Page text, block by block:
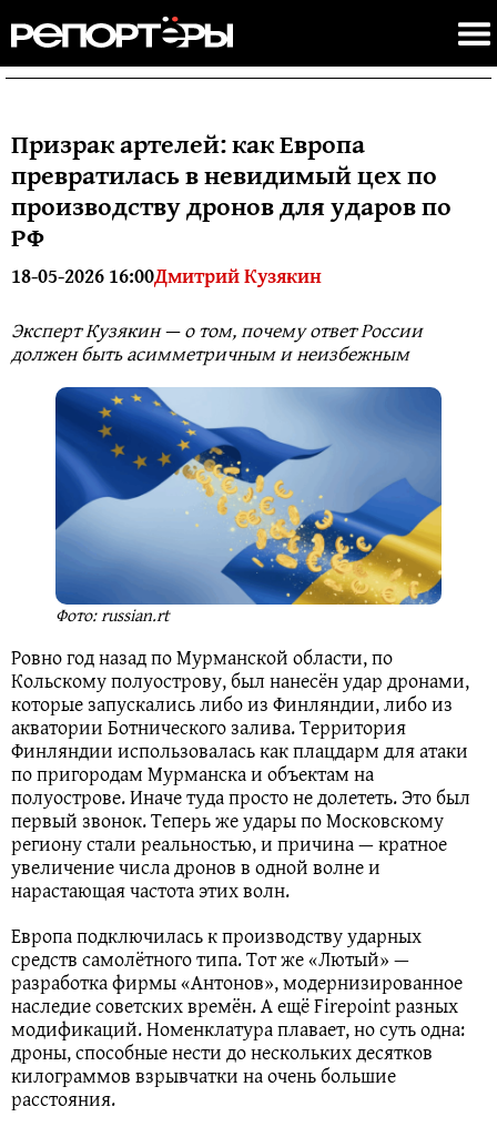
Призрак артелей: как Европа
превратилась в невидимый цех по
производству дронов для ударов по
РФ
18-05-2026 16:00Дмитрий Кузякин
Эксперт Кузякин — о том, почему ответ России
должен быть асимметричным и неизбежным
Фото: russian.rt
Ровно год назад по Мурманской области, по
Кольскому полуострову, был нанесён удар дронами,
которые запускались либо из Финляндии, либо из
акватории Ботнического залива. Территория
Финляндии использовалась как плацдарм для атаки
по пригородам Мурманска и объектам на
полуострове. Иначе туда просто не долететь. Это был
первый звонок. Теперь же удары по Московскому
региону стали реальностью, и причина — кратное
увеличение числа дронов в одной волне и
нарастающая частота этих волн.
Европа подключилась к производству ударных
средств самолётного типа. Тот же «Лютый» —
разработка фирмы «Антонов», модернизированное
наследие советских времён. А ещё Firepoint разных
модификаций. Номенклатура плавает, но суть одна:
дроны, способные нести до нескольких десятков
килограммов взрывчатки на очень большие
расстояния.